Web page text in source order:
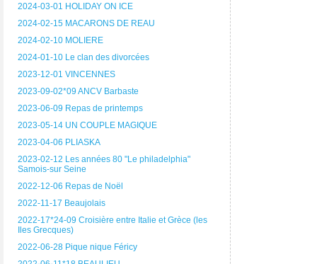
2024-03-01 HOLIDAY ON ICE
2024-02-15 MACARONS DE REAU
2024-02-10 MOLIERE
2024-01-10 Le clan des divorcées
2023-12-01 VINCENNES
2023-09-02*09 ANCV Barbaste
2023-06-09 Repas de printemps
2023-05-14 UN COUPLE MAGIQUE
2023-04-06 PLIASKA
2023-02-12 Les années 80 "Le philadelphia"
Samois-sur Seine
2022-12-06 Repas de Noël
2022-11-17 Beaujolais
2022-17*24-09 Croisière entre Italie et Grèce (les
Iles Grecques)
2022-06-28 Pique nique Féricy